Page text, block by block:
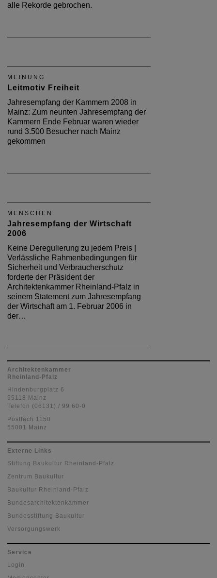
alle Rekorde gebrochen.
MEINUNG
Leitmotiv Freiheit
Jahresempfang der Kammern 2008 in
Mainz: Zum neunten Jahresempfang der
Kammern Ende Februar waren wieder
rund 3.500 Besucher nach Mainz
gekommen
MENSCHEN
Jahresempfang der Wirtschaft
2006
Keine Deregulierung zu jedem Preis |
Verlässliche Rahmenbedingungen für
Sicherheit und Verbraucherschutz
forderte der Präsident der
Architektenkammer Rheinland-Pfalz in
seinem Statement zum Jahresempfang
der Wirtschaft am 1. Februar 2006 in
der…
Architektenkammer
Rheinland-Pfalz
Hindenburgplatz 6
55118 Mainz
Telefon (06131) / 99 60-0
Postfach 1150
55001 Mainz
Externe Links
Stiftung Baukultur Rheinland-Pfalz
Zentrum Baukultur
Baukultur Rheinland-Pfalz
Bundesarchitektenkammer
Bundesstiftung Baukultur
Versorgungswerk
Service
Login